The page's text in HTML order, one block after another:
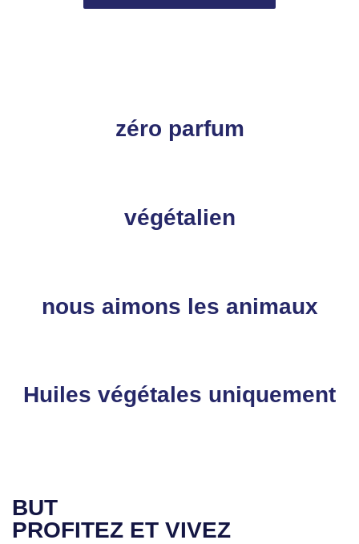
zéro parfum
végétalien
nous aimons les animaux
Huiles végétales uniquement
BUT
PROFITEZ ET VIVEZ